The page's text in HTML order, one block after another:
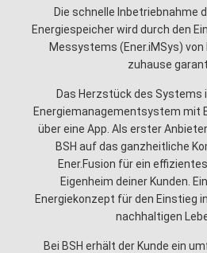
Die schnelle Inbetriebnahme
Energiespeicher wird durch den
Messystems (Ener.iMSys) von
zuhause
Das Herzstück des Systems
Energiemanagementsystem mit
über eine App. Als erster
BSH auf das ganzheitliche
Ener.Fusion für ein
Eigenheim deiner Kunden.
Energiekonzept für den Einstieg
nachhaltigen
Bei BSH erhält der Kunde ein